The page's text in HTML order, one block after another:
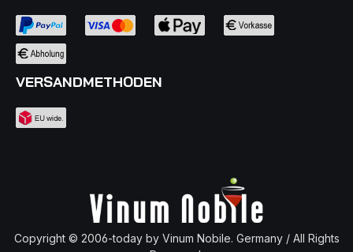
VERSANDMETHODEN
Copyright © 2006-today by Vinum Nobile. Germany / All Rights